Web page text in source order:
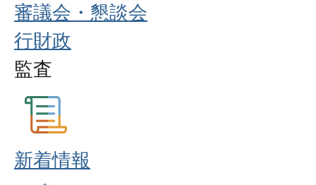
審議会・懇談会
行財政
監査
新着情報